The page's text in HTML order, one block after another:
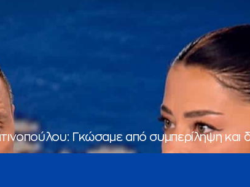
Γκώσαμε από συμπερίληψη και